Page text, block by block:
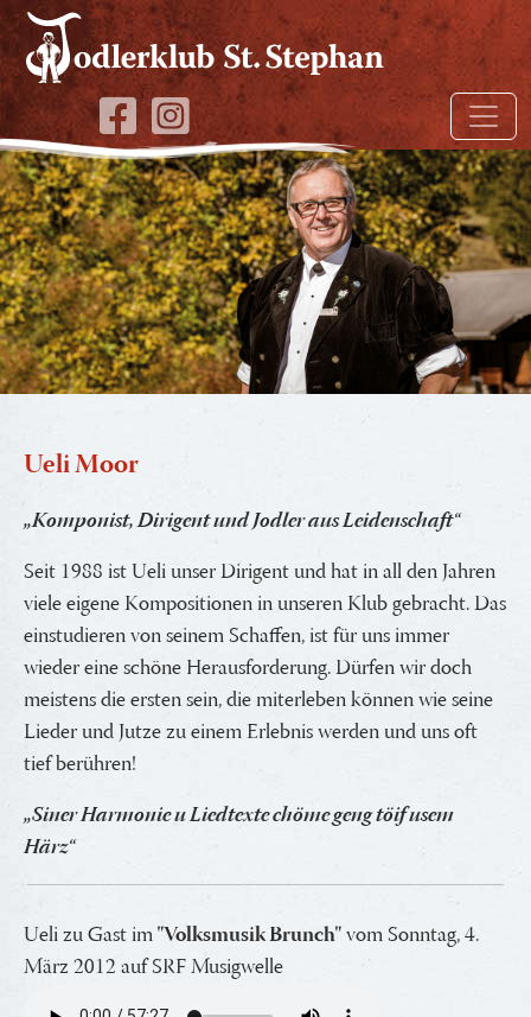
Ueli Moor
„Komponist,Dirigentund Jodleraus Leidenschaft“
Seit 1988 ist Ueli unser Dirigent und hat in all den Jahren
viele eigene Kompositionen in unseren Klub gebracht. Das
einstudieren von seinem Schaffen, ist für uns immer
wieder eine schöne Herausforderung. Dürfen wir doch
meistens die ersten sein, die miterleben können wie seine
Lieder und Jutze zu einem Erlebnis werden und uns oft
tief berühren!
„Siner Harmonie u Liedtexte chöme geng töif usem
Härz“
Ueli zu Gast im"Volksmusik Brunch"vom Sonntag, 4.
März 2012 auf SRF Musigwelle